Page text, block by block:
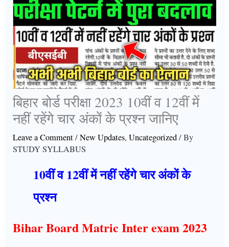
बिहार बोर्ड परीक्षा 2023 10वीं व 12वीं में
नहीं रहेंगे चार अंकों के प्रश्न जानिए
Leave a Comment/New Updates,Uncategorized/ By
STUDY SYLLABUS
10वीं व 12वीं में नहीं रहेंगे चार अंकों के
प्रश्न
Bihar Board Matric Inter exam 2023